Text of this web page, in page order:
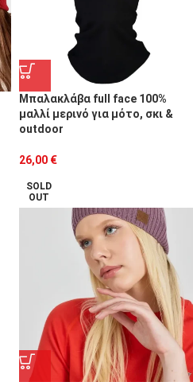
Μπαλακλάβα full face 100%
μαλλί μερινό για μότο, σκι &
outdoor
26,00 €
SOLD
OUT